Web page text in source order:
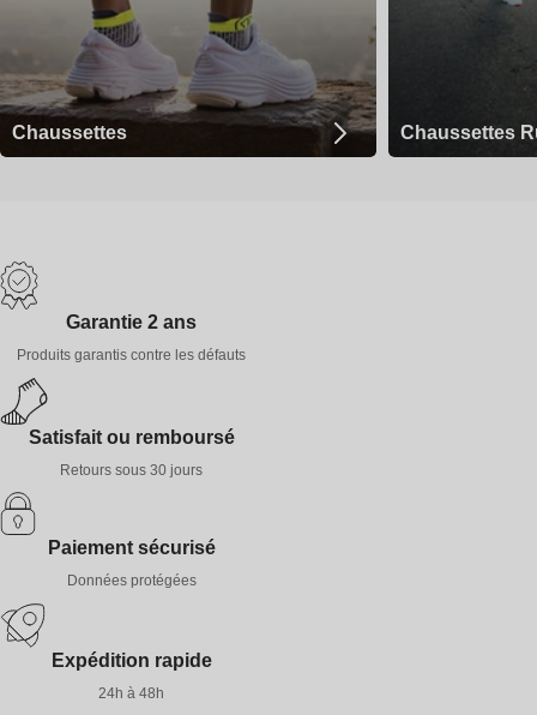
Chaussettes Chaussettes
Garantie 2 ans
Produits garantis contre les défauts
Satisfait ou remboursé
Retours sous 30 jours
Paiement sécurisé
Données protégées
Expédition rapide
24h à 48h